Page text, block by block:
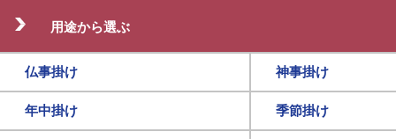
用途から選ぶ
仏事掛け 神事掛け
年中掛け 季節掛け